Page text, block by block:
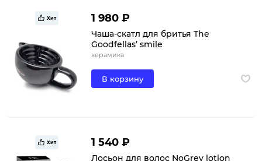
Хит 1 980 ₽
Чаша-скатл для бритья The
Goodfellas’ smile
керамика
В корзину
Хит 1 540 ₽
Лосьон для волос NoGrey lotion